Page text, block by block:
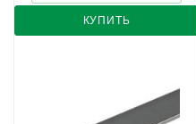
КУПИТЬ